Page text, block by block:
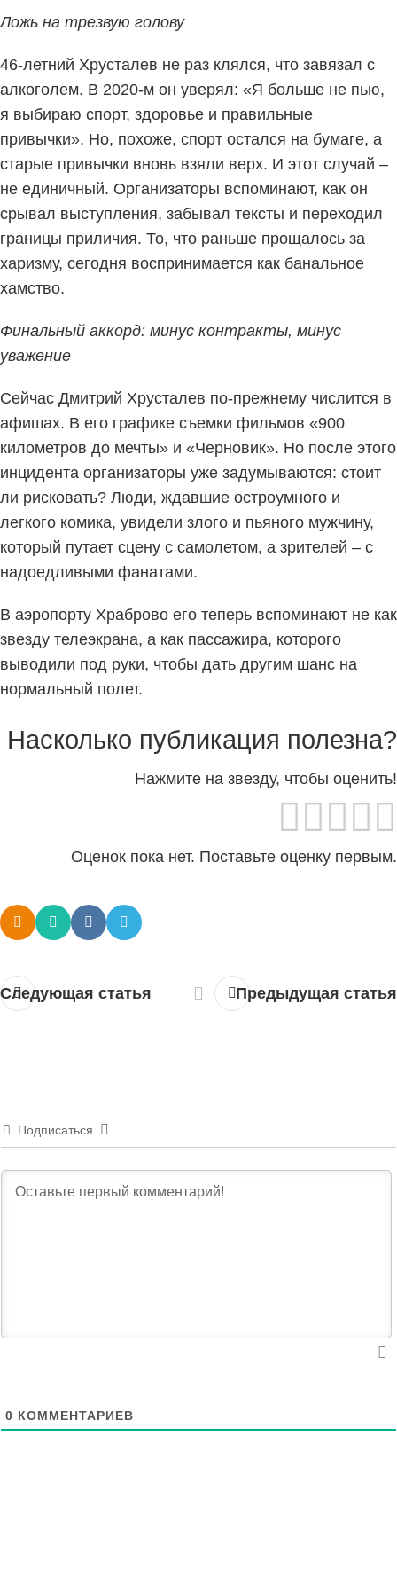
Ложь на трезвую голову
46-летний Хрусталев не раз клялся, что завязал с
алкоголем. В 2020-м он уверял: «Я больше не пью,
я выбираю спорт, здоровье и правильные
привычки». Но, похоже, спорт остался на бумаге, а
старые привычки вновь взяли верх. И этот случай –
не единичный. Организаторы вспоминают, как он
срывал выступления, забывал тексты и переходил
границы приличия. То, что раньше прощалось за
харизму, сегодня воспринимается как банальное
хамство.
Финальный аккорд: минус контракты, минус
уважение
Сейчас Дмитрий Хрусталев по-прежнему числится в
афишах. В его графике съемки фильмов «900
километров до мечты» и «Черновик». Но после этого
инцидента организаторы уже задумываются: стоит
ли рисковать? Люди, ждавшие остроумного и
легкого комика, увидели злого и пьяного мужчину,
который путает сцену с самолетом, а зрителей – с
надоедливыми фанатами.
В аэропорту Храброво его теперь вспоминают не как
звезду телеэкрана, а как пассажира, которого
выводили под руки, чтобы дать другим шанс на
нормальный полет.
Насколько публикация полезна?
Нажмите на звезду, чтобы оценить!
Оценок пока нет. Поставьте оценку первым.
Следующая статья Предыдущая статья
Подписаться
0 КОММЕНТАРИЕВ